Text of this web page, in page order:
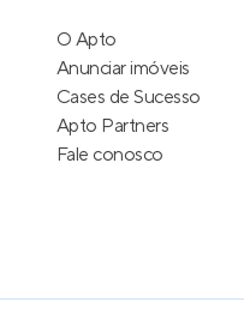
O Apto
Anunciar imóveis
Cases de Sucesso
Apto Partners
Fale conosco